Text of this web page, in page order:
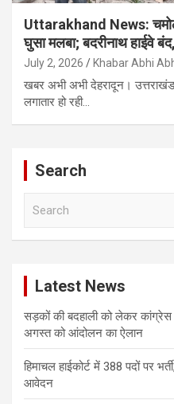
Uttarakhand News:
घुसा मलबा; बदरीनाथ हाईवे
July 2, 2026 Khabar Abhi
खबर अभी अभी देहरादून।
लगातार हो रही…
Search
Latest News
सड़कों की बदहाली को लेकर कांग्रेस
अगस्त को आंदोलन का ऐलान
हिमाचल हाईकोर्ट में 388 पदों पर
आवेदन